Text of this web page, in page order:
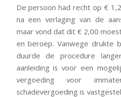
De persoon had recht op €
na een verlaging van de
maar vond dat dit € 2,00
en beroep. Vanwege drukte
duurde de procedure
aanleiding is voor een
vergoeding voor
schadevergoeding is